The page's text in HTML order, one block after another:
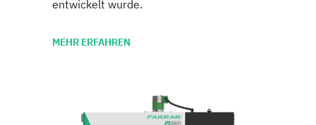
entwickelt wurde.
MEHR ERFAHREN